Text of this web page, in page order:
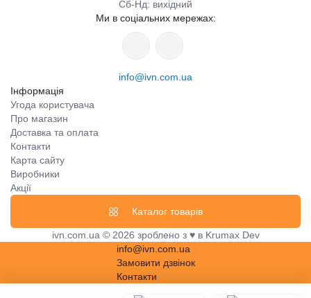
Сб-Нд: вихідний
Ми в соціальних мережах:
info@ivn.com.ua
Інформація
Угода користувача
Про магазин
Доставка та оплата
Контакти
Карта сайту
Виробники
Акції
Каталог товарів
ivn.com.ua © 2026 зроблено з ♥ в Krumax Dev
info@ivn.com.ua
Замовити дзвінок
Контакти